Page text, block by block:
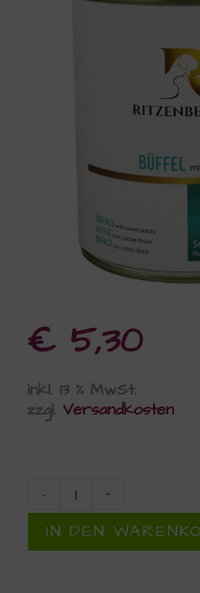
€ 5,30
inkl. 13 % MwSt.
zzgl. Versandkosten
- +
IN DEN